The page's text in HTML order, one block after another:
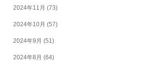
2024年11月 (73)
2024年10月 (57)
2024年9月 (51)
2024年8月 (64)